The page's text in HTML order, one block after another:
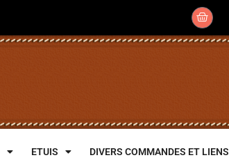
ETUIS DIVERS COMMANDES ET LIENS